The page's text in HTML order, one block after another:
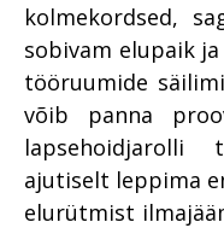
kolmekordsed,
sobivam elupaik
tööruumide
võib panna
lapsehoidjarolli
ajutiselt leppima
elurütmist